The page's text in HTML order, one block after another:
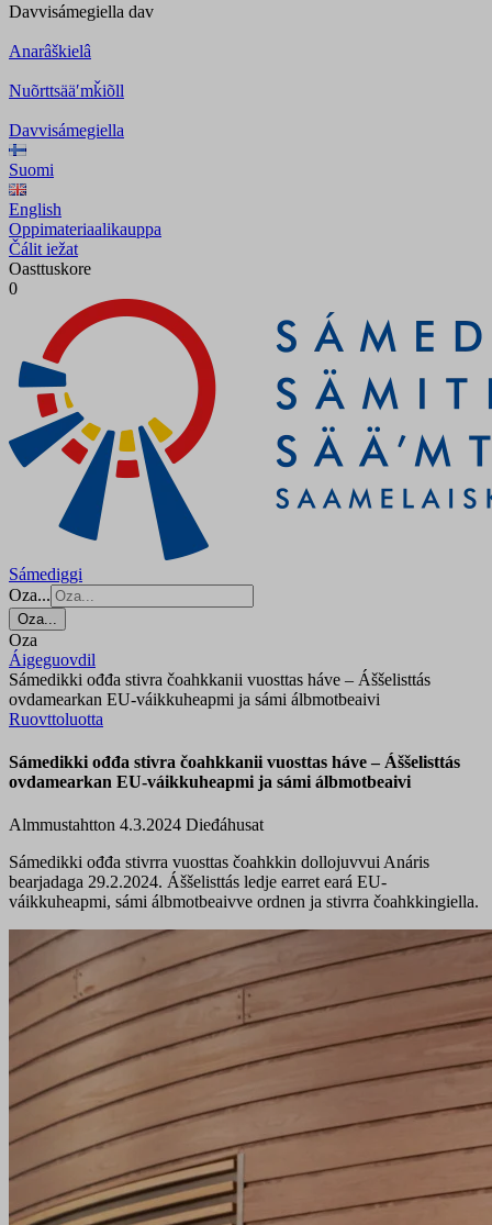
Davvisámegiella dav
Anarâškielâ
Nuõrttsääʹmǩiõll
Davvisámegiella
Suomi
English
Oppimateriaalikauppa
Čálit iežat
Oasttuskore
0
Sámediggi
Oza...
Oza...
Oza
Áigeguovdil
Sámedikki ođđa stivra čoahkkanii vuosttas háve – Áššelisttás
ovdamearkan EU-váikkuheapmi ja sámi álbmotbeaivi
Ruovttoluotta
Sámedikki ođđa stivra čoahkkanii vuosttas háve – Áššelisttás
ovdamearkan EU-váikkuheapmi ja sámi álbmotbeaivi
Almmustahtton 4.3.2024 Dieđáhusat
Sámedikki ođđa stivrra vuosttas čoahkkin dollojuvvui Anáris
bearjadaga 29.2.2024. Áššelisttás ledje earret eará EU-
váikkuheapmi, sámi álbmotbeaivve ordnen ja stivrra čoahkkingiella.